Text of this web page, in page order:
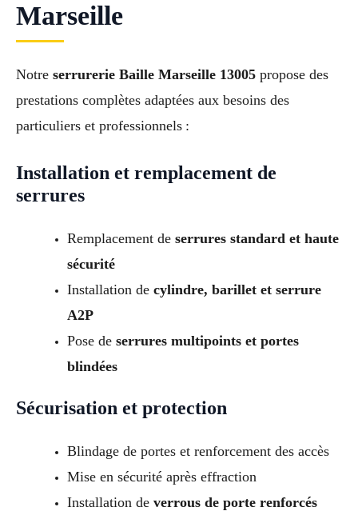
Marseille
Notre serrurerie Baille Marseille 13005 propose des
prestations complètes adaptées aux besoins des
particuliers et professionnels :
Installation et remplacement de
serrures
Remplacement de serrures standard et haute
sécurité
Installation de cylindre, barillet et serrure
A2P
Pose de serrures multipoints et portes
blindées
Sécurisation et protection
Blindage de portes et renforcement des accès
Mise en sécurité après effraction
Installation de verrous de porte renforcés